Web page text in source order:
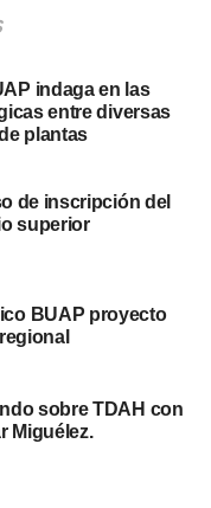
indaga en las
entre diversas
plantas
de inscripción del
superior
BUAP proyecto
sobre TDAH con
Miguélez.